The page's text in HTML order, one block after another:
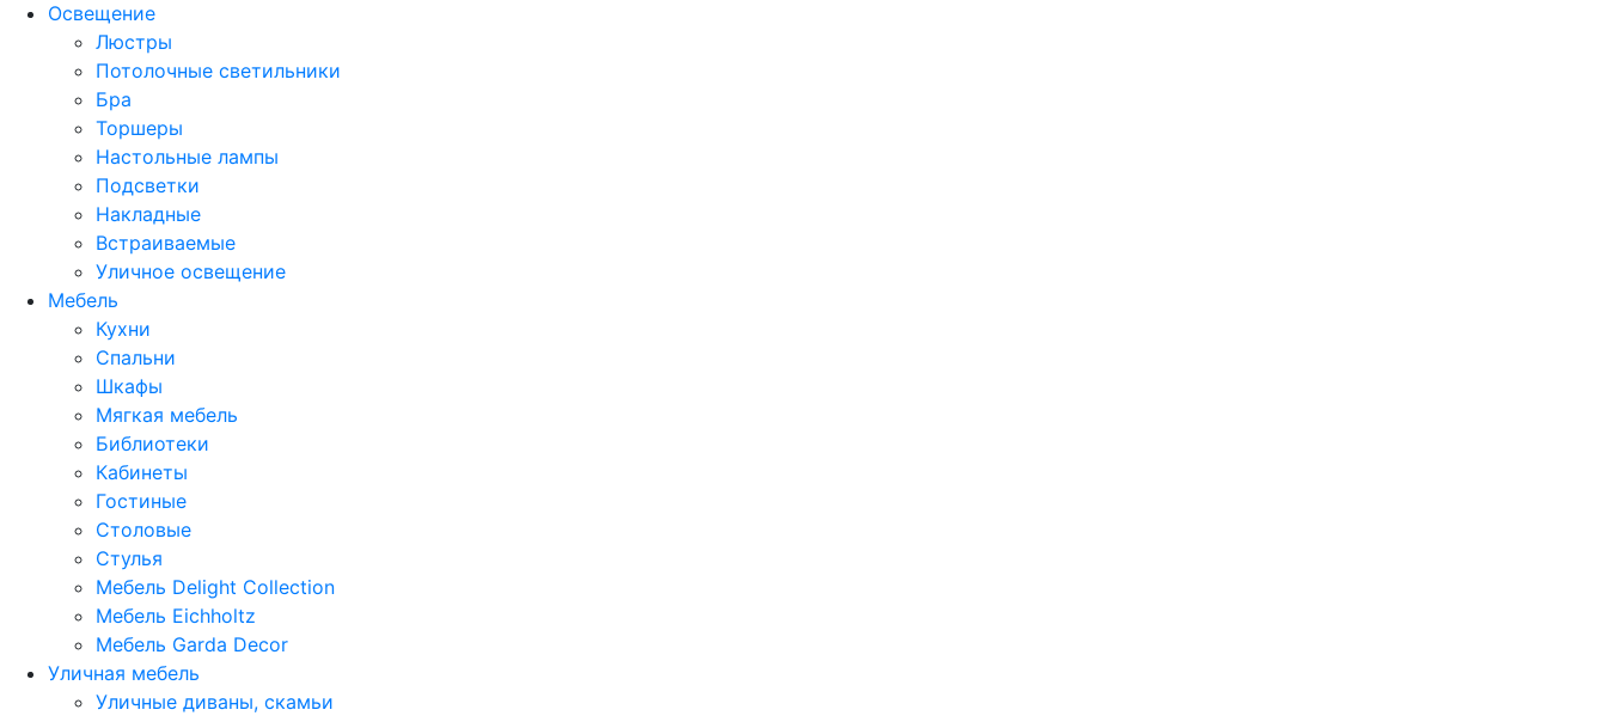
Освещение
Люстры
Потолочные светильники
Бра
Торшеры
Настольные лампы
Подсветки
Накладные
Встраиваемые
Уличное освещение
Мебель
Кухни
Спальни
Шкафы
Мягкая мебель
Библиотеки
Кабинеты
Гостиные
Столовые
Стулья
Мебель Delight Collection
Мебель Eichholtz
Мебель Garda Decor
Уличная мебель
Уличные диваны, скамьи